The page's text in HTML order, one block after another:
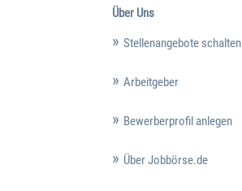
Über Uns
Stellenangebote schalten
Arbeitgeber
Bewerberprofil anlegen
Über Jobbörse.de